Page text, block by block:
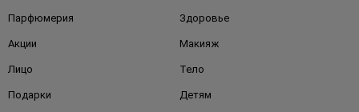
Парфюмерия Здоровье
Акции Макияж
Лицо Тело
Подарки Детям